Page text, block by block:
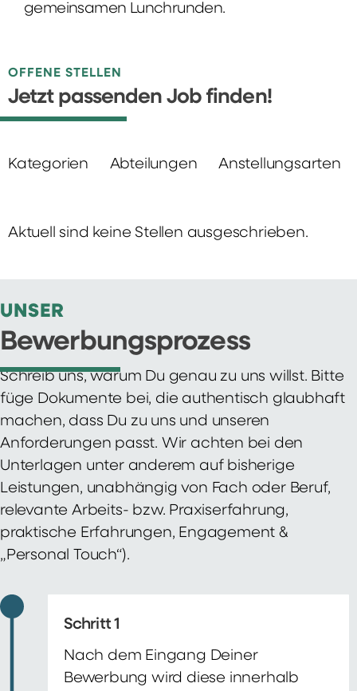
gemeinsamen Lunchrunden.
OFFENE STELLEN
Jetzt passenden Job finden!
Kategorien Abteilungen Anstellungsarten
Aktuell sind keine Stellen ausgeschrieben.
UNSER
Bewerbungsprozess
Schreib uns, warum Du genau zu uns willst. Bitte
füge Dokumente bei, die authentisch glaubhaft
machen, dass Du zu uns und unseren
Anforderungen passt. Wir achten bei den
Unterlagen unter anderem auf bisherige
Leistungen, unabhängig von Fach oder Beruf,
relevante Arbeits- bzw. Praxiserfahrung,
praktische Erfahrungen, Engagement &
„Personal Touch“).
Schritt 1
Nach dem Eingang Deiner
Bewerbung wird diese innerhalb